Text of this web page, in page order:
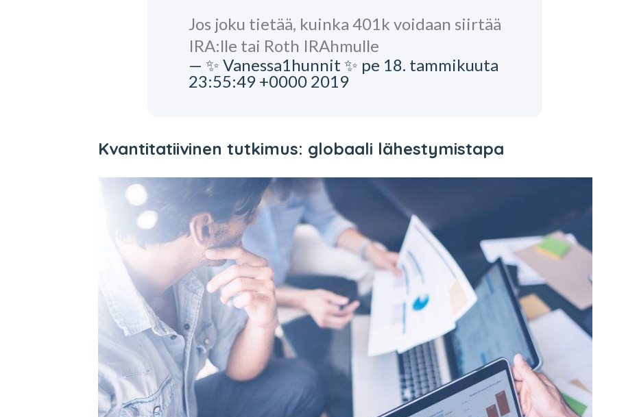
Jos joku tietää, kuinka 401k voidaan siirtää
IRA:lle tai Roth IRAhmulle
— ✨ Vanessa1hunnit ✨ pe 18. tammikuuta
23:55:49 +0000 2019
Kvantitatiivinen tutkimus: globaali lähestymistapa